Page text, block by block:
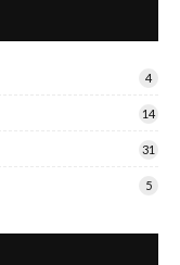
4
14
31
5